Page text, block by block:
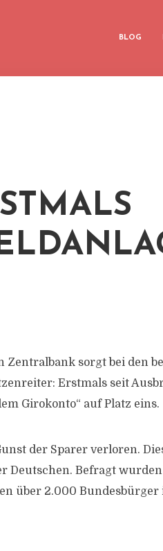
BLOG
sorgt bei den
Erstmals seit
Girokonto“ auf Platz eins.
der Sparer verloren.
Deutschen. Befragt
über 2.000